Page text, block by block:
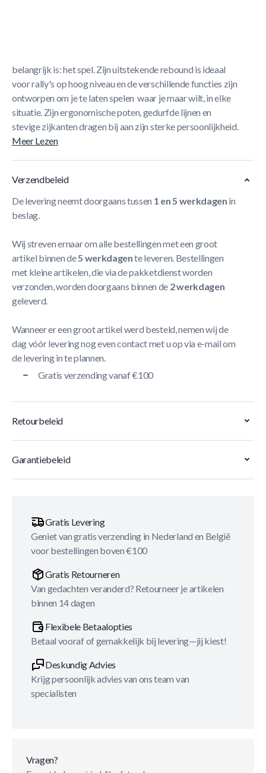
belangrijk is: het spel. Zijn uitstekende rebound is ideaal
voor rally's op hoog niveau en de verschillende functies zijn
ontworpen om je te laten spelen waar je maar wilt, in elke
situatie. Zijn ergonomische poten, gedurfde lijnen en
stevige zijkanten dragen bij aan zijn sterke persoonlijkheid.
Meer Lezen
Verzendbeleid
De levering neemt doorgaans tussen 1 en 5 werkdagen in
beslag.
Wij streven ernaar om alle bestellingen met een groot
artikel binnen de5 werkdagente leveren. Bestellingen
met kleine artikelen, die via de pakketdienst worden
verzonden, worden doorgaans binnen de 2 werkdagen
geleverd.
Wanneer er een groot artikel werd besteld, nemen wij de
dag vóór levering nog even contact met u op via e-mail om
de levering in te plannen.
Gratis verzending vanaf €100
Retourbeleid
Garantiebeleid
Gratis Levering
Geniet van gratis verzending in Nederland en België
voor bestellingen boven €100
Gratis Retourneren
Van gedachten veranderd? Retourneer je artikelen
binnen 14 dagen
Flexibele Betaalopties
Betaal vooraf of gemakkelijk bij levering—jij kiest!
Deskundig Advies
Krijg persoonlijk advies van ons team van
specialisten
Vragen?